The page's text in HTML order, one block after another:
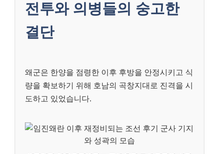
전투와 의병들의 숭고한
결단
왜군은 한양을 점령한 이후 후방을 안정시키고 식
량을 확보하기 위해 호남의 곡창지대로 진격을 시
도하고 있었습니다.